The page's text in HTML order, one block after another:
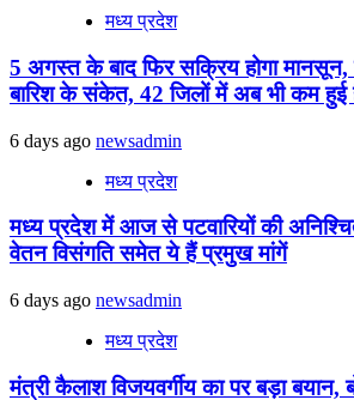
मध्य प्रदेश
5 अगस्त के बाद फिर सक्रिय होगा
बारिश के संकेत, 42 जिलों में अब भी कम हुई
6 days ago newsadmin
मध्य प्रदेश
मध्य प्रदेश में आज से पटवारियों की
वेतन विसंगति समेत ये हैं प्रमुख मांगें
6 days ago newsadmin
मध्य प्रदेश
मंत्री कैलाश विजयवर्गीय का पर बड़ा